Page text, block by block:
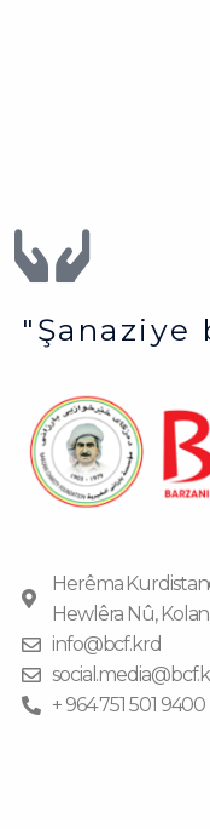
Herêma
Hewlêra Nû,
info@bcf.krd
+ 964 751 501 9400